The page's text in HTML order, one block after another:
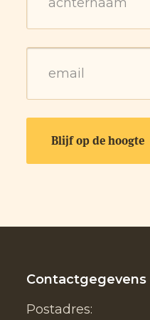
Contactgegevens
Postadres: